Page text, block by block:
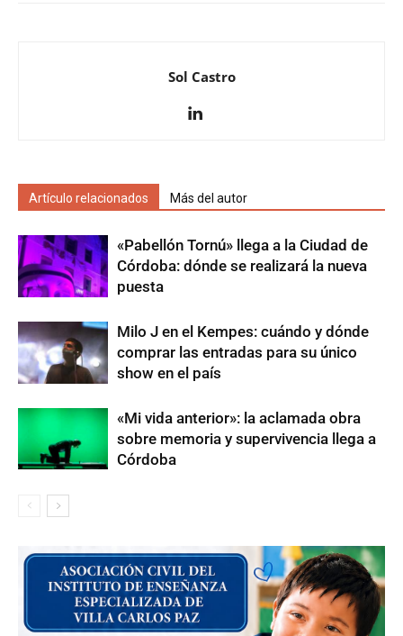
Sol Castro
Artículo relacionados Más del autor
«Pabellón Tornú» llega a la Ciudad de
Córdoba: dónde se realizará la nueva
puesta
Milo J en el Kempes: cuándo y dónde
comprar las entradas para su único
show en el país
«Mi vida anterior»: la aclamada obra
sobre memoria y supervivencia llega a
Córdoba